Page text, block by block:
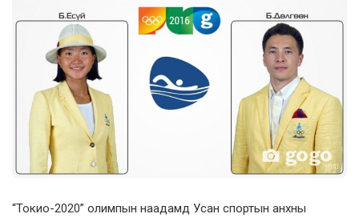
“Токио-2020” олимпын наадамд Усан спортын анхны